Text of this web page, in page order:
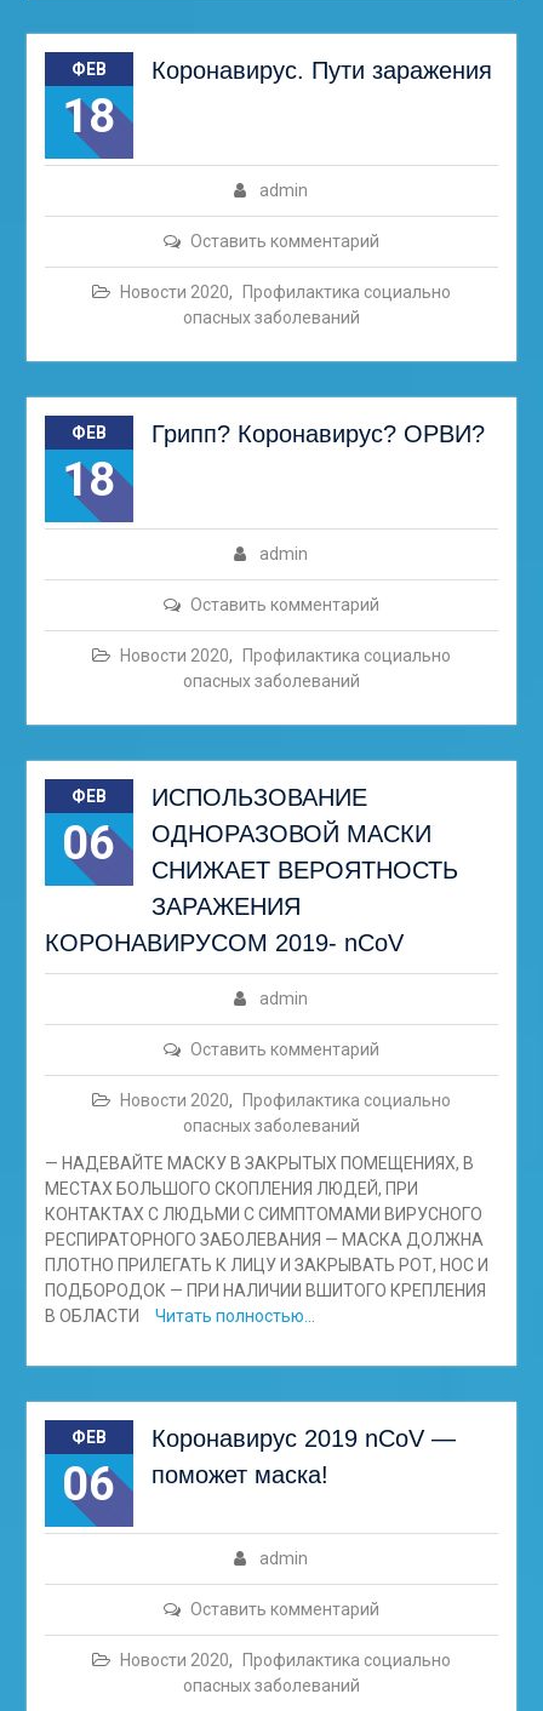
ФЕВ
18
Коронавирус. Пути заражения
admin
Оставить комментарий
Новости 2020,
Профилактика социально
опасных заболеваний
ФЕВ
18
Грипп? Коронавирус? ОРВИ?
admin
Оставить комментарий
Новости 2020,
Профилактика социально
опасных заболеваний
ФЕВ
06
ИСПОЛЬЗОВАНИЕ
ОДНОРАЗОВОЙ МАСКИ
СНИЖАЕТ ВЕРОЯТНОСТЬ
ЗАРАЖЕНИЯ
КОРОНАВИРУСОМ 2019- nCoV
admin
Оставить комментарий
Новости 2020,
Профилактика социально
опасных заболеваний
— НАДЕВАЙТЕ МАСКУ В ЗАКРЫТЫХ ПОМЕЩЕНИЯХ, В
МЕСТАХ БОЛЬШОГО СКОПЛЕНИЯ ЛЮДЕЙ, ПРИ
КОНТАКТАХ С ЛЮДЬМИ С СИМПТОМАМИ ВИРУСНОГО
РЕСПИРАТОРНОГО ЗАБОЛЕВАНИЯ — МАСКА ДОЛЖНА
ПЛОТНО ПРИЛЕГАТЬ К ЛИЦУ И ЗАКРЫВАТЬ РОТ, НОС И
ПОДБОРОДОК — ПРИ НАЛИЧИИ ВШИТОГО КРЕПЛЕНИЯ
В ОБЛАСТИ
Читать полностью…
ФЕВ
06
Коронавирус 2019 nCoV —
поможет маска!
admin
Оставить комментарий
Новости 2020,
Профилактика социально
опасных заболеваний